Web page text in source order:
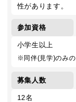
性があります。
参加資格
小学生以上
※同伴(見学)のみ
募集人数
12名